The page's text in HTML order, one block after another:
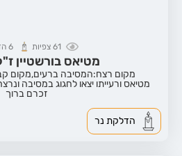
61 צפיות 6
מטיאס בורשטיין
מקום רצח:המסיבה ברעים,מקום
זכרם ברוך
הדלקת נר